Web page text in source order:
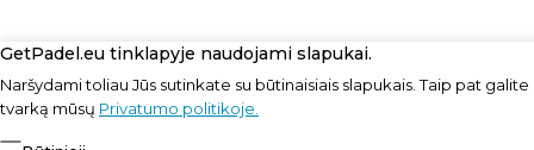
GetPadel.eu tinklapyje naudojami slapukai.
Naršydami toliau Jūs sutinkate su būtinaisiais slapukais. Taip pat
tvarką mūsų Privatumo politikoje.